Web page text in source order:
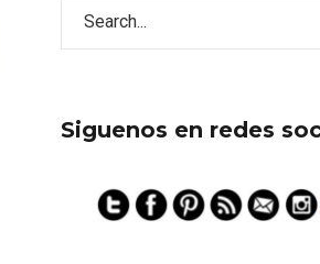
Siguenos en redes